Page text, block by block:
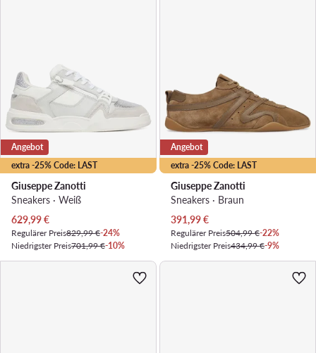
extra -25% Code: LAST
Angebot
Giuseppe Zanotti
Sneakers · Weiß
Aktueller Preis
629,99€
Regulärer Preis829,99 €-24%
Niedrigster Preis701,99 €-10%
extra -25% Code: LAST
Angebot
Giuseppe Zanotti
Sneakers · Braun
Aktueller Preis
391,99€
Regulärer Preis504,99 €-22%
Niedrigster Preis434,99 €-9%